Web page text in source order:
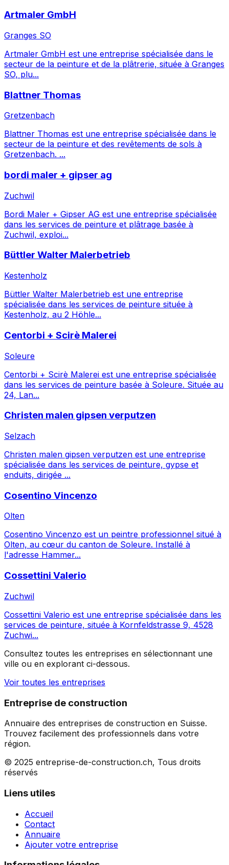
Artmaler GmbH
Granges SO
Artmaler GmbH est une entreprise spécialisée dans le
secteur de la peinture et de la plâtrerie, située à Granges
SO, plu...
Blattner Thomas
Gretzenbach
Blattner Thomas est une entreprise spécialisée dans le
secteur de la peinture et des revêtements de sols à
Gretzenbach. ...
bordi maler + gipser ag
Zuchwil
Bordi Maler + Gipser AG est une entreprise spécialisée
dans les services de peinture et plâtrage basée à
Zuchwil, exploi...
Büttler Walter Malerbetrieb
Kestenholz
Büttler Walter Malerbetrieb est une entreprise
spécialisée dans les services de peinture située à
Kestenholz, au 2 Höhle...
Centorbi + Scirè Malerei
Soleure
Centorbi + Scirè Malerei est une entreprise spécialisée
dans les services de peinture basée à Soleure. Située au
24, Lan...
Christen malen gipsen verputzen
Selzach
Christen malen gipsen verputzen est une entreprise
spécialisée dans les services de peinture, gypse et
enduits, dirigée ...
Cosentino Vincenzo
Olten
Cosentino Vincenzo est un peintre professionnel situé à
Olten, au cœur du canton de Soleure. Installé à
l'adresse Hammer...
Cossettini Valerio
Zuchwil
Cossettini Valerio est une entreprise spécialisée dans les
services de peinture, située à Kornfeldstrasse 9, 4528
Zuchwi...
Consultez toutes les entreprises en sélectionnant une
ville ou en explorant ci-dessous.
Voir toutes les entreprises
Entreprise de construction
Annuaire des entreprises de construction en Suisse.
Trouvez facilement des professionnels dans votre
région.
© 2025 entreprise-de-construction.ch, Tous droits
réservés
Liens utiles
Accueil
Contact
Annuaire
Ajouter votre entreprise